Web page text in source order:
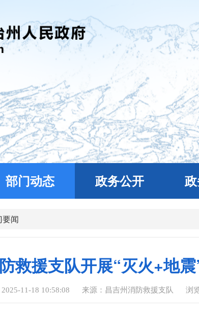
部门动态 政务公开
要闻
救援支队开展“灭火+地
11-18 10:58:08 来源：昌吉州消防救援支队 浏